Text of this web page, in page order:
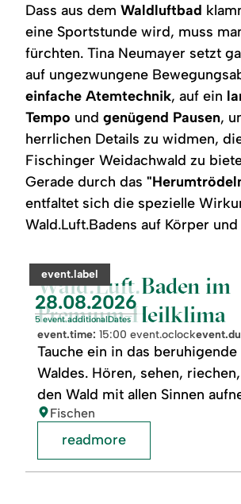
Dass aus demWaldluftbad
eine Sportstunde wird, muss
fürchten. Tina Neumayer setzt
auf ungezwungene
einfache Atemtechnik, auf ein
Tempo undgenügend Pausen,
herrlichen Details zu widmen,
Fischinger Weidachwald zu
Gerade durch das
entfaltet sich die spezielle
Wald.Luft.Badens auf Körper
category:
event.label
event.nextDate:
28.08.2026
5 event.additionalDates
Wald.Luft.Baden im
Premium-Heilklima
event.time: 15:00 event.oclock
Tauche ein in das
Waldes. Hören, sehen,
den Wald mit allen Sinnen
location:
Fischen
readmore:
Wald.Luft.Baden
im
Premium-
Heilklima
readmore